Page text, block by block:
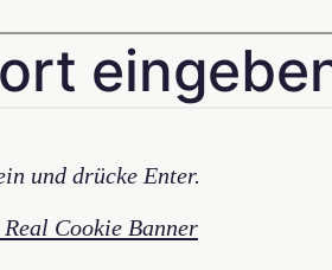
und drücke Enter.
Cookie Banner